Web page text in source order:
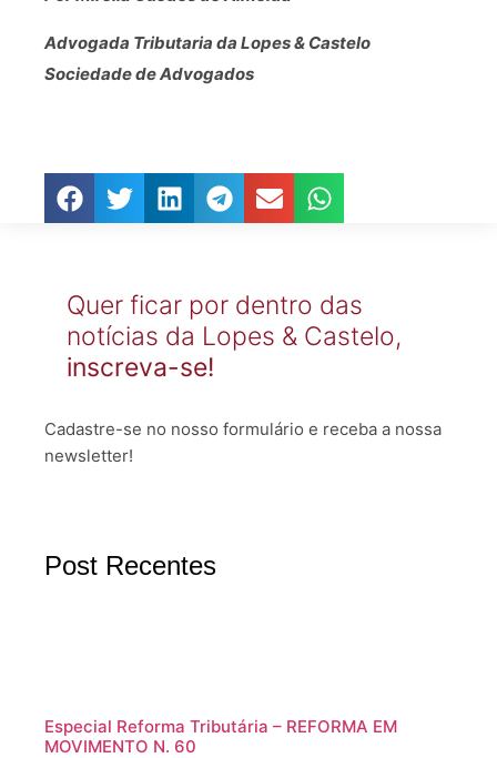
Advogada Tributaria da Lopes & Castelo
Sociedade de Advogados
Quer ficar por dentro das
notícias da Lopes & Castelo,
inscreva-se!
Cadastre-se no nosso formulário e receba a nossa
newsletter!
Post Recentes
Especial Reforma Tributária – REFORMA EM
MOVIMENTO N. 60